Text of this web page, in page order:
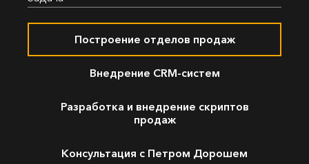
Построение отделов продаж
Внедрение СRМ-систем
Разработка и внедрение скриптов
продаж
Консультация с Петром Дорошем